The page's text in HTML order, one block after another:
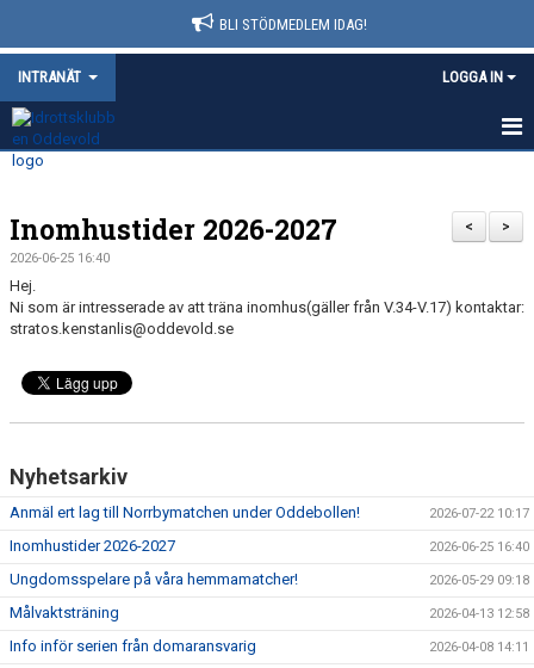
BLI STÖDMEDLEM IDAG!
INTRANÄT LOGGA IN
HEM
NYHETER
KALENDER
VÅRA LEDARE
BOKNINGAR
>
<
Inomhustider 2026-2027
2026-06-25 16:40
Hej.
Ni som är intresserade av att träna inomhus(gäller från V.34-V.17) kontaktar:
stratos.kenstanlis@oddevold.se
Nyhetsarkiv
Anmäl ert lag till Norrbymatchen under Oddebollen! 2026-07-22 10:17
Inomhustider 2026-2027 2026-06-25 16:40
Ungdomsspelare på våra hemmamatcher! 2026-05-29 09:18
Målvaktsträning 2026-04-13 12:58
Info inför serien från domaransvarig 2026-04-08 14:11